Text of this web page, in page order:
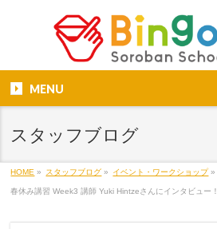
MENU
スタッフブログ
HOME » スタッフブログ » イベント・ワークショップ»
春休み講習 Week3 講師 Yuki Hintzeさんにインタビュー！